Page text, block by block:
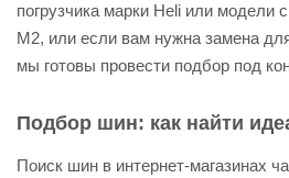
погрузчика марки Heli или модели
M2, или если вам нужна замена
мы готовы провести подбор под
Подбор шин: как найти
Поиск шин в интернет-магазинах